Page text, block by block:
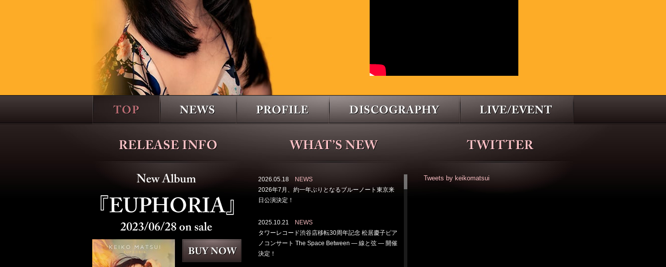
2026.05.18
NEWS
2026年7月、約一年ぶりとなるブルーノート東京来
日公演決定！
2025.10.21
NEWS
タワーレコード渋谷店移転30周年記念 松居慶子ピア
ノコンサート The Space Between — 線と弦 — 開催
決定！
Tweets by keikomatsui